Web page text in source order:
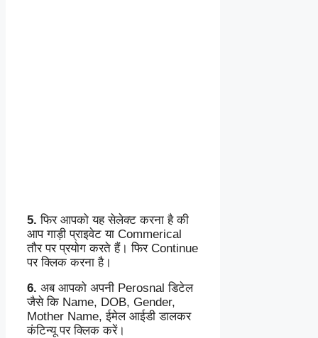
5. फिर आपको यह सेलेक्ट करना है की
आप गाड़ी प्राइवेट या Commerical
तौर पर प्रयोग करते हैं। फिर Continue
पर क्लिक करना है।
6. अब आपको अपनी Perosnal डिटेल
जैसे कि Name, DOB, Gender,
Mother Name, ईमेल आईडी डालकर
कंटिन्यू पर क्लिक करें।